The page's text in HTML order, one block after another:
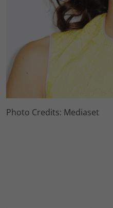
Photo Credits: Mediaset